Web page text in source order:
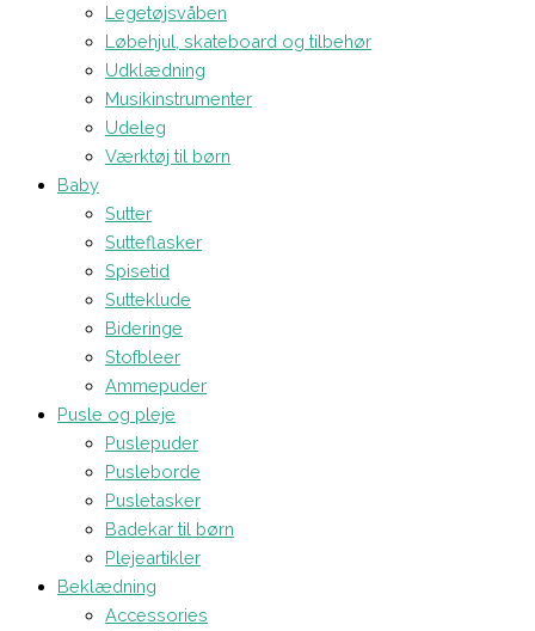
Legetøjsvåben
Løbehjul, skateboard og tilbehør
Udklædning
Musikinstrumenter
Udeleg
Værktøj til børn
Baby
Sutter
Sutteflasker
Spisetid
Sutteklude
Bideringe
Stofbleer
Ammepuder
Pusle og pleje
Puslepuder
Pusleborde
Pusletasker
Badekar til børn
Plejeartikler
Beklædning
Accessories